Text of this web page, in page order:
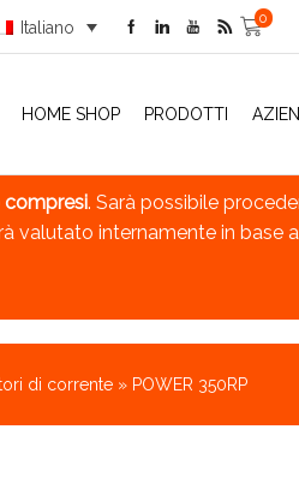
Italiano
0
HOME SHOP PRODOTTI
compresi. Sarà possibile
valutato internamente in
di corrente » POWER 350RP